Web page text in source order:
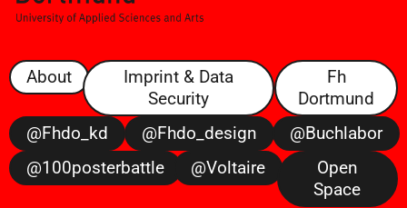
About
Imprint & Data
Security
Fh
Dortmund
@fhdo_kd
@fhdo_design
@buchlabor
@100posterbattle
@voltaire
Open
Space